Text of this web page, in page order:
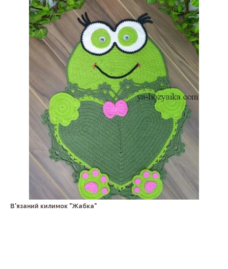
В'язаний килимок "Жабка"